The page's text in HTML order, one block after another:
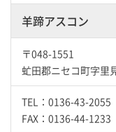
羊蹄アスコン
〒048-1551
虻田郡ニセコ町字里
TEL：0136-43-2055
FAX：0136-44-1233